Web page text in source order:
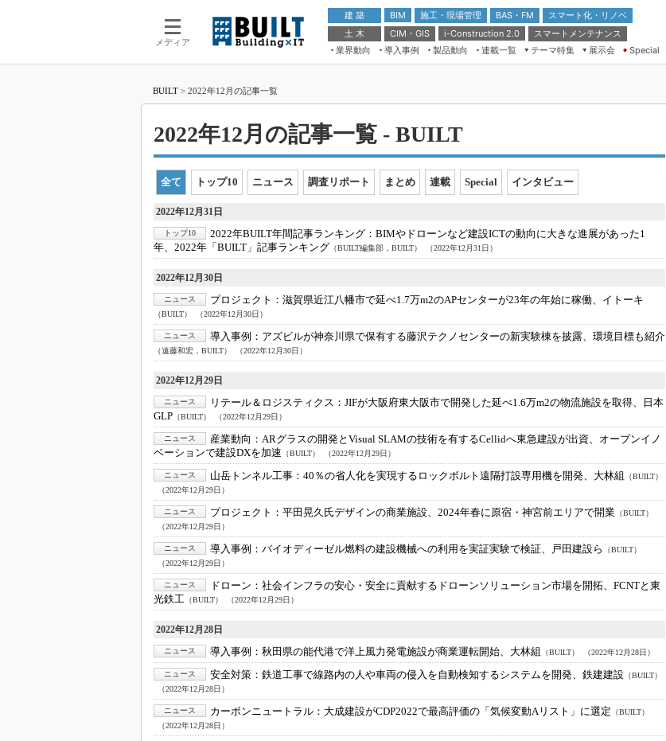
メディア
建 築 BIM 施工・現場管理 BAS・FM
スマート化・リノベ
土 木
CIM・GIS i-Construction 2.0
スマートメンテナンス
業界動向
導入事例 製品動向 連載一覧
テーマ特集
ムチェンジ” Ver.2.0
脱3Kから新3Kへ導く建設×IT
“Society5.0”時代のスマートビル
VR／ARが描くモノづくりのミライ
展示会
第8回 国際 建設・測量展
第10回 JAPAN BUILD TOKYO－建
築・土木・不動産の先端技術展－
Japan Drone 2023
日本 ものづくりワールド 2020
メンテナンス・レジリエンスTOKYO
IGAS2018
Special
BUILT > 2022年12月の記事一覧
2022年12月の記事一覧 - BUILT
全て トップ10 ニュース 調査リポート まとめ 連載 Special インタビュー
2022年12月31日
トップ10 2022年BUILT年間記事ランキング： BIMやドローンなど建設ICTの動向に大きな進展があった1
年、2022年「BUILT」記事ランキング （BUILT編集部，BUILT） （2022年12月31日）
2022年12月30日
ニュース プロジェクト： 滋賀県近江八幡市で延べ1.7万m2のAPセンターが23年の年始に稼働、イトーキ
（BUILT） （2022年12月30日）
ニュース 導入事例： アズビルが神奈川県で保有する藤沢テクノセンターの新実験棟を披露、環境目標も紹介
（遠藤和宏，BUILT） （2022年12月30日）
2022年12月29日
ニュース リテール＆ロジスティクス： JIFが大阪府東大阪市で開発した延べ1.6万m2の物流施設を取得、日本
GLP （BUILT） （2022年12月29日）
ニュース 産業動向： ARグラスの開発とVisual SLAMの技術を有するCellidへ東急建設が出資、オープンイノ
ベーションで建設DXを加速 （BUILT） （2022年12月29日）
ニュース 山岳トンネル工事： 40％の省人化を実現するロックボルト遠隔打設専用機を開発、大林組
（BUILT）
（2022年12月29日）
ニュース プロジェクト： 平田晃久氏デザインの商業施設、2024年春に原宿・神宮前エリアで開業 （BUILT）
（2022年12月29日）
ニュース 導入事例： バイオディーゼル燃料の建設機械への利用を実証実験で検証、戸田建設ら
（BUILT）
（2022年12月29日）
ニュース ドローン： 社会インフラの安心・安全に貢献するドローンソリューション市場を開拓、FCNTと東
光鉄工 （BUILT） （2022年12月29日）
2022年12月28日
ニュース 導入事例： 秋田県の能代港で洋上風力発電施設が商業運転開始、大林組 （BUILT） （2022年12月28日）
ニュース 安全対策： 鉄道工事で線路内の人や車両の侵入を自動検知するシステムを開発、鉄建建設 （BUILT）
（2022年12月28日）
ニュース カーボンニュートラル： 大成建設がCDP2022で最高評価の「気候変動Aリスト」に選定 （BUILT）
（2022年12月28日）